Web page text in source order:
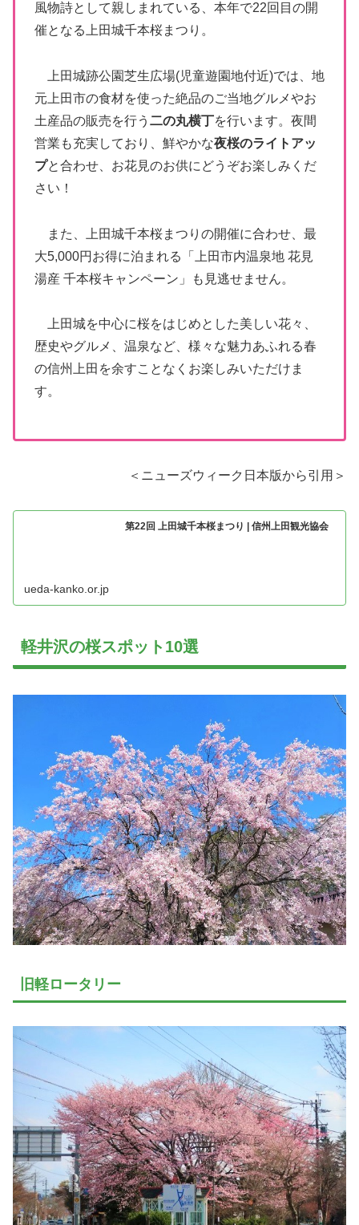
風物詩として親しまれている、本年で22回目の開
催となる上田城千本桜まつり。
上田城跡公園芝生広場(児童遊園地付近)では、地
元上田市の食材を使った絶品のご当地グルメやお
土産品の販売を行う 二の丸横丁を行います。夜間
営業も充実しており、鮮やかな夜桜のライトアッ
プと合わせ、お花見のお供にどうぞお楽しみくだ
さい！
また、上田城千本桜まつりの開催に合わせ、最
大5,000円お得に泊まれる「上田市内温泉地 花見
湯産 千本桜キャンペーン」も見逃せません。
上田城を中心に桜をはじめとした美しい花々、
歴史やグルメ、温泉など、様々な魅力あふれる春
の信州上田を余すことなくお楽しみいただけま
す。
＜ニューズウィーク日本版から引用＞
第22回 上田城千本桜まつり | 信州上田観光協会
ueda-kanko.or.jp
軽井沢の桜スポット10選
旧軽ロータリー